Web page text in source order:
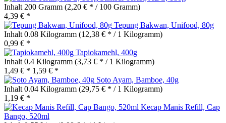
Inhalt 200 Gramm (2,20 € * / 100 Gramm)
4,39 € *
Tepung Bakwan, Unifood, 80g
Inhalt 0.08 Kilogramm (12,38 € * / 1 Kilogramm)
0,99 € *
Tapiokamehl, 400g
Inhalt 0.4 Kilogramm (3,73 € * / 1 Kilogramm)
1,49 € * 1,59 € *
Soto Ayam, Bamboe, 40g
Inhalt 0.04 Kilogramm (29,75 € * / 1 Kilogramm)
1,19 € *
Kecap Manis Refill, Cap
Bango, 520ml